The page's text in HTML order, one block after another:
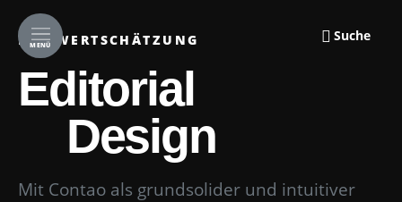
MENÜ
Suche
DGS WERTSCHÄTZUNG
Editorial
Design
Mit Contao als grundsolider und intuitiver